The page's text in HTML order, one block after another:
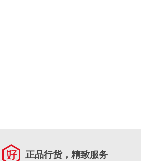
正品行货，精致服务